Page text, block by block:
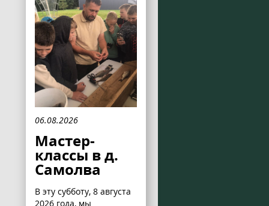
06.08.2026
Мастер-
классы в д.
Самолва
В эту субботу, 8 августа
2026 года, мы